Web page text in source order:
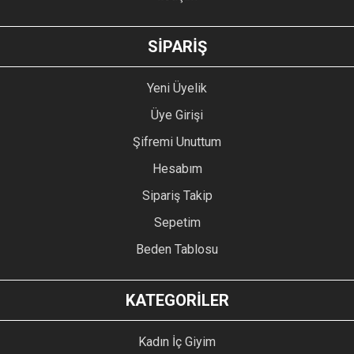
GÖNDER
SİPARİŞ
Yeni Üyelik
Üye Girişi
Şifremi Unuttum
Hesabım
Sipariş Takip
Sepetim
Beden Tablosu
KATEGORİLER
Kadın İç Giyim